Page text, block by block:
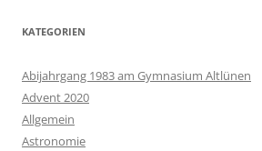
KATEGORIEN
Abijahrgang 1983 am Gymnasium Altlünen
Advent 2020
Allgemein
Astronomie